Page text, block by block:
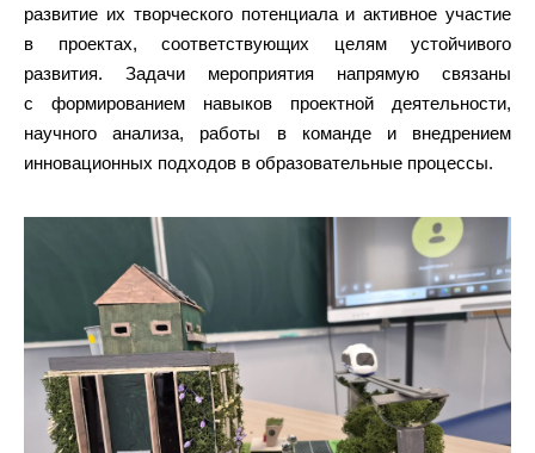
развитие их творческого потенциала и активное участие
в проектах, соответствующих целям устойчивого
развития. Задачи мероприятия напрямую связаны
с формированием навыков проектной деятельности,
научного анализа, работы в команде и внедрением
инновационных подходов в образовательные процессы.